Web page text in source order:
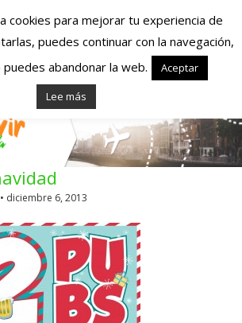
en
– Vivir en
– Trabajo
–
en
que viven, estudian y trabajan en
• diciembre 6, 2013
cookies para mejorar tu experiencia de
puedes continuar con la navegación,
abandonar la web.
Aceptar
Lee más